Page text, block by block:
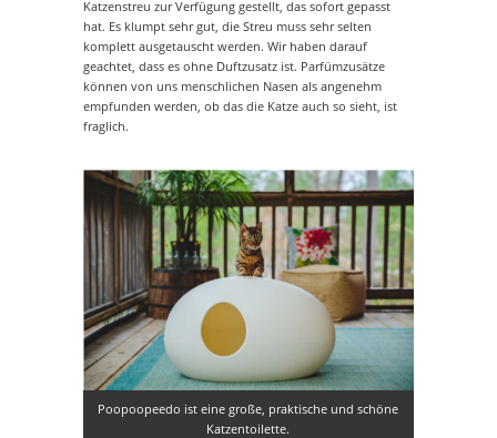
Katzenstreu zur Verfügung gestellt, das sofort gepasst
hat. Es klumpt sehr gut, die Streu muss sehr selten
komplett ausgetauscht werden. Wir haben darauf
geachtet, dass es ohne Duftzusatz ist. Parfümzusätze
können von uns menschlichen Nasen als angenehm
empfunden werden, ob das die Katze auch so sieht, ist
fraglich.
Poopoopeedo ist eine große, praktische und schöne
Katzentoilette.